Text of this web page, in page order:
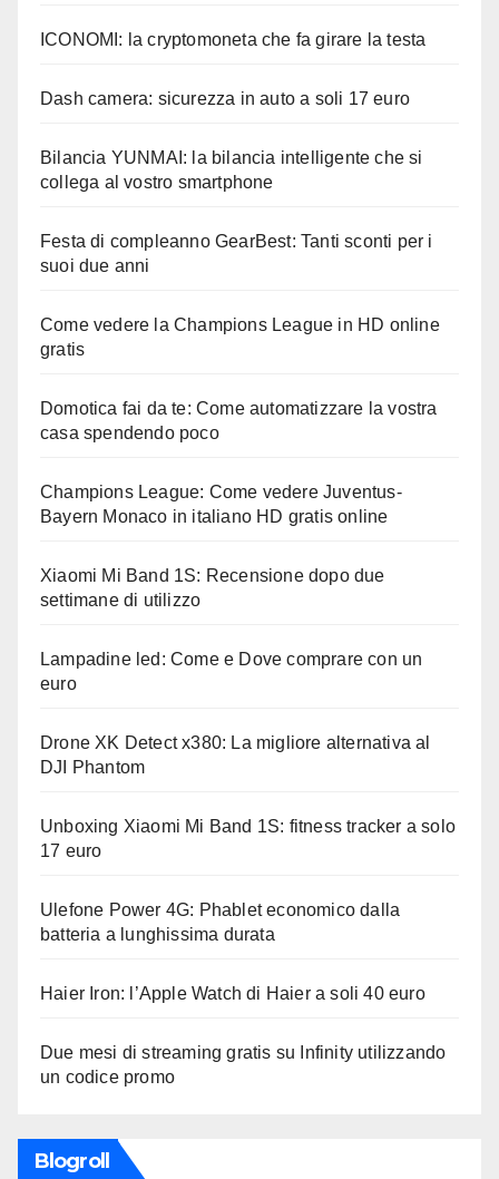
ICONOMI: la cryptomoneta che fa girare la testa
Dash camera: sicurezza in auto a soli 17 euro
Bilancia YUNMAI: la bilancia intelligente che si
collega al vostro smartphone
Festa di compleanno GearBest: Tanti sconti per i
suoi due anni
Come vedere la Champions League in HD online
gratis
Domotica fai da te: Come automatizzare la vostra
casa spendendo poco
Champions League: Come vedere Juventus-
Bayern Monaco in italiano HD gratis online
Xiaomi Mi Band 1S: Recensione dopo due
settimane di utilizzo
Lampadine led: Come e Dove comprare con un
euro
Drone XK Detect x380: La migliore alternativa al
DJI Phantom
Unboxing Xiaomi Mi Band 1S: fitness tracker a solo
17 euro
Ulefone Power 4G: Phablet economico dalla
batteria a lunghissima durata
Haier Iron: l’Apple Watch di Haier a soli 40 euro
Due mesi di streaming gratis su Infinity utilizzando
un codice promo
Blogroll